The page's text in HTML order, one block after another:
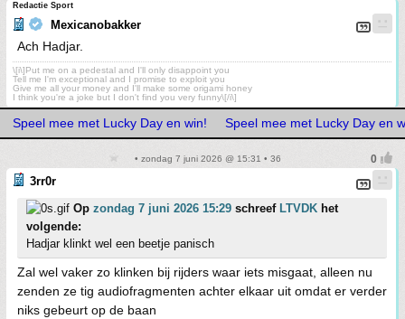
Redactie Sport
Mexicanobakker
Ach Hadjar.
\[i\]Put me on a pedestal and I'll only disappoint you
Tell me I'm exceptional and I promise to exploit you
Give me all your money and I'll make some origami honey
I think you're a joke but I don't find you very funny\[/i\]
Speel mee met Lucky Day en win! Speel mee met Lucky Day en
• zondag 7 juni 2026 @ 15:31 • 36
3rr0r
Op zondag 7 juni 2026 15:29 schreef LTVDK het
volgende:
Hadjar klinkt wel een beetje panisch
Zal wel vaker zo klinken bij rijders waar iets misgaat, alleen nu
zenden ze tig audiofragmenten achter elkaar uit omdat er verder
niks gebeurt op de baan